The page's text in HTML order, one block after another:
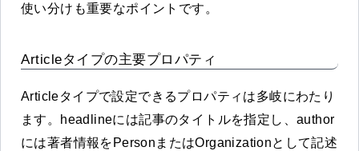
使い分けも重要なポイントです。
Articleタイプの主要プロパティ
Articleタイプで設定できるプロパティは多岐にわたり
ます。headlineには記事のタイトルを指定し、author
には著者情報をPersonまたはOrganizationとして記述